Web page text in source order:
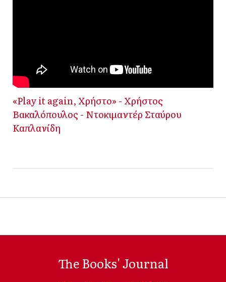
«Play it again, Χρήστο» - Χρήστος
Βακαλόπουλος - Ντοκιμαντέρ Σταύρου
Καπλανίδη
The Books' Journal